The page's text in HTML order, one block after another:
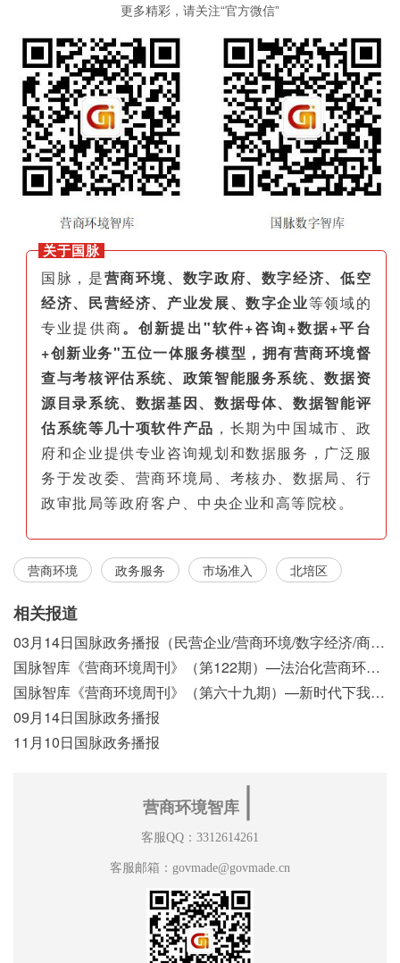
更多精彩，请关注“官方微信”
关于国脉
国脉，是营商环境、数字政府、数字经济、低空
经济、民营经济、产业发展、数字企业等领域的
专业提供商。创新提出"软件+咨询+数据+平台
+创新业务"五位一体服务模型，拥有营商环境督
查与考核评估系统、政策智能服务系统、数据资
源目录系统、数据基因、数据母体、数据智能评
估系统等几十项软件产品 ，长期为中国城市、政
府和企业提供专业咨询规划和数据服务，广泛服
务于发改委、营商环境局、考核办、数据局、行
政审批局等政府客户、中央企业和高等院校。
营商环境 政务服务 市场准入 北培区
相关报道
03月14日国脉政务播报（民营企业/营商环境/数字经济/商事制度改革）
国脉智库《营商环境周刊》（第122期）—法治化营商环境视域下我国行政执法公示制度浅析
国脉智库《营商环境周刊》（第六十九期）—新时代下我国营商环境标准体系构建初探
09月14日国脉政务播报
11月10日国脉政务播报
营商环境智库
客服QQ：3312614261
客服邮箱：govmade@govmade.cn